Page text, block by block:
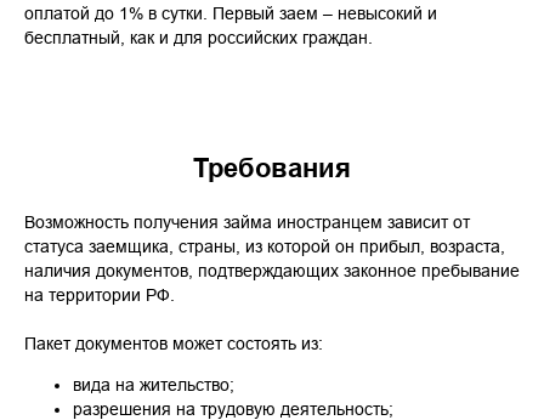
оплатой до 1% в сутки. Первый заем – невысокий и
бесплатный, как и для российских граждан.
Требования
Возможность получения займа иностранцем зависит от
статуса заемщика, страны, из которой он прибыл, возраста,
наличия документов, подтверждающих законное пребывание
на территории РФ.
Пакет документов может состоять из:
вида на жительство;
разрешения на трудовую деятельность;